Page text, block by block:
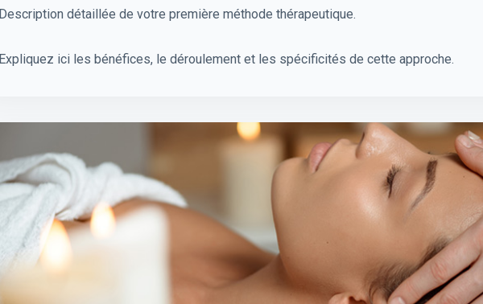
Description détaillée de votre première méthode thérapeutique.
Expliquez ici les bénéfices, le déroulement et les spécificités de cette approche.